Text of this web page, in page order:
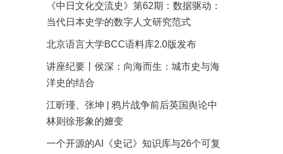
《中日文化交流史》第62期：数据驱动：
当代日本史学的数字人文研究范式
北京语言大学BCC语料库2.0版发布
讲座纪要丨侯深：向海而生：城市史与海
洋史的结合
江昕瑾、张坤 | 鸦片战争前后英国舆论中
林则徐形象的嬗变
一个开源的AI《史记》知识库与26个可复